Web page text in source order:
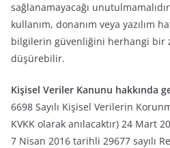
sağlanamayacağı
kullanım, donanım veya yazılım
bilgilerin güvenliğini herhangi bir
düşürebilir.
Kişisel Veriler Kanunu hakkında
6698 Sayılı Kişisel Verilerin
KVKK olarak anılacaktır) 24 Mart
7 Nisan 2016 tarihli 29677 sayılı